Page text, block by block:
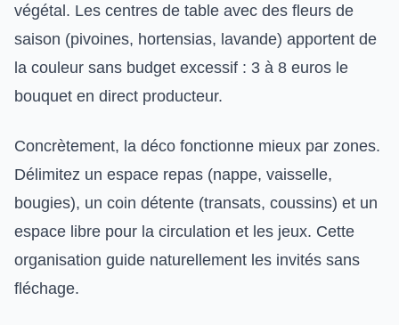
végétal. Les centres de table avec des fleurs de
saison (pivoines, hortensias, lavande) apportent de
la couleur sans budget excessif : 3 à 8 euros le
bouquet en direct producteur.
Concrètement, la déco fonctionne mieux par zones.
Délimitez un espace repas (nappe, vaisselle,
bougies), un coin détente (transats, coussins) et un
espace libre pour la circulation et les jeux. Cette
organisation guide naturellement les invités sans
fléchage.